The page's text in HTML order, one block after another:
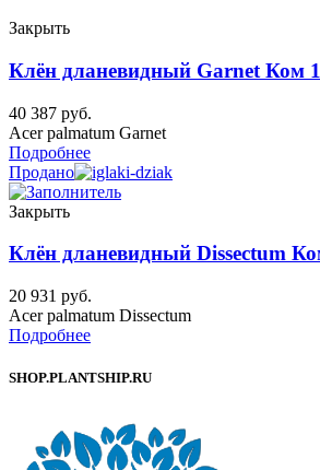
Закрыть
Клён дланевидный Garnet Ком
40 387 руб.
Acer palmatum Garnet
Подробнее
Продано
Закрыть
Клён дланевидный Dissectum
20 931 руб.
Acer palmatum Dissectum
Подробнее
SHOP.PLANTSHIP.RU